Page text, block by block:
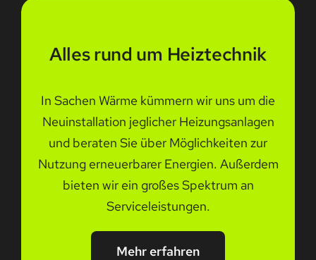
Alles rund um Heiztechnik
In Sachen Wärme kümmern wir uns um die
Neuinstallation jeglicher Heizungsanlagen
und beraten Sie über Möglichkeiten zur
Nutzung erneuerbarer Energien. Außerdem
bieten wir ein großes Spektrum an
Serviceleistungen.
Mehr erfahren